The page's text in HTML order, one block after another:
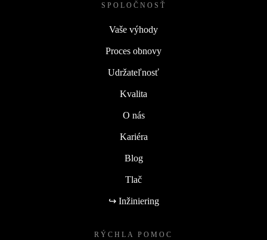
SPOLOČNOSŤ
Vaše výhody
Proces obnovy
Udržateľnosť
Kvalita
O nás
Kariéra
Blog
Tlač
↪ Inžiniering
RÝCHLA POMOC